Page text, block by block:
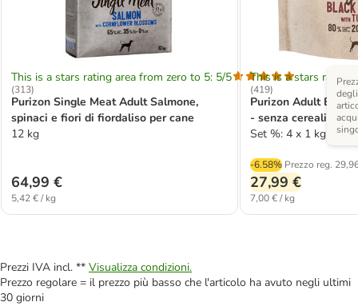
This is a stars rating area from zero to 5: 5/5
(313)
Purizon Single Meat Adult Salmone,
spinaci e fiori di fiordaliso per cane
12 kg
64,99 €
5,42 € / kg
This is a stars rating
(419)
Purizon Adult
- senza cereali
Set %: 4 x 1 kg
-6.58% Prezzo reg.
27,99 €
7,00 € / kg
Prezzi IVA incl. ** Visualizza condizioni.
Prezzo regolare = il prezzo più basso che l'articolo ha avuto negli ultimi
30 giorni